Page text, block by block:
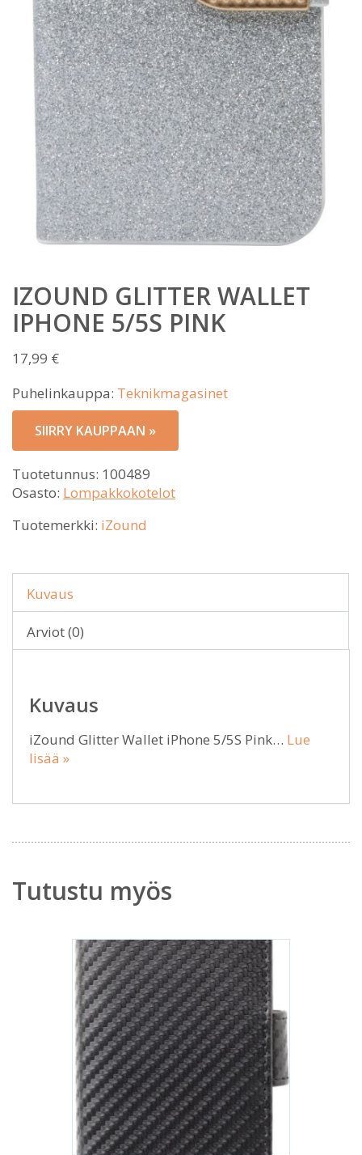
IZOUND GLITTER WALLET
IPHONE 5/5S PINK
17,99 €
Puhelinkauppa: Teknikmagasinet
SIIRRY KAUPPAAN »
Tuotetunnus: 100489
Osasto: Lompakkokotelot
Tuotemerkki: iZound
Kuvaus
Arviot (0)
Kuvaus
iZound Glitter Wallet iPhone 5/5S Pink… Lue
lisää »
Tutustu myös